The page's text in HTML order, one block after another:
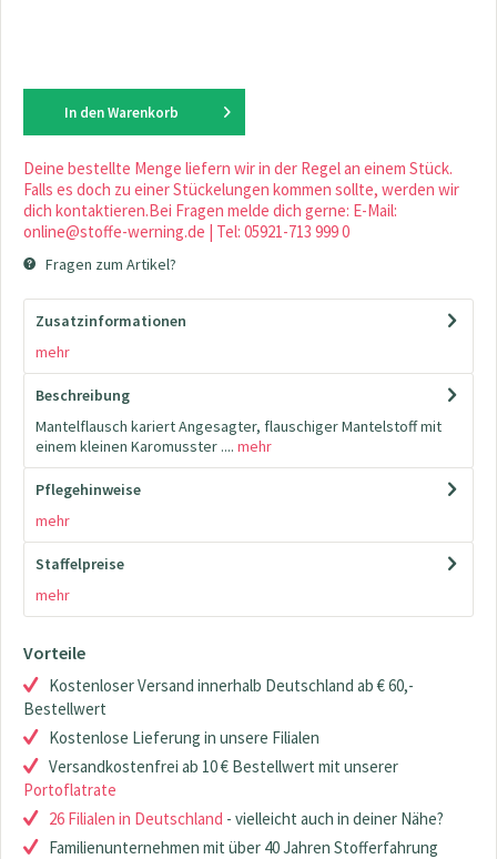
In den Warenkorb
Deine bestellte Menge liefern wir in der Regel an einem Stück.
Falls es doch zu einer Stückelungen kommen sollte, werden wir
dich kontaktieren.Bei Fragen melde dich gerne: E-Mail:
online@stoffe-werning.de | Tel: 05921-713 999 0
Fragen zum Artikel?
Zusatzinformationen
mehr
Beschreibung
Mantelflausch kariert Angesagter, flauschiger Mantelstoff mit
einem kleinen Karomusster .... mehr
Pflegehinweise
mehr
Staffelpreise
mehr
Vorteile
Kostenloser Versand innerhalb Deutschland ab € 60,-
Bestellwert
Kostenlose Lieferung in unsere Filialen
Versandkostenfrei ab 10 € Bestellwert mit unserer
Portoflatrate
26 Filialen in Deutschland - vielleicht auch in deiner Nähe?
Familienunternehmen mit über 40 Jahren Stofferfahrung